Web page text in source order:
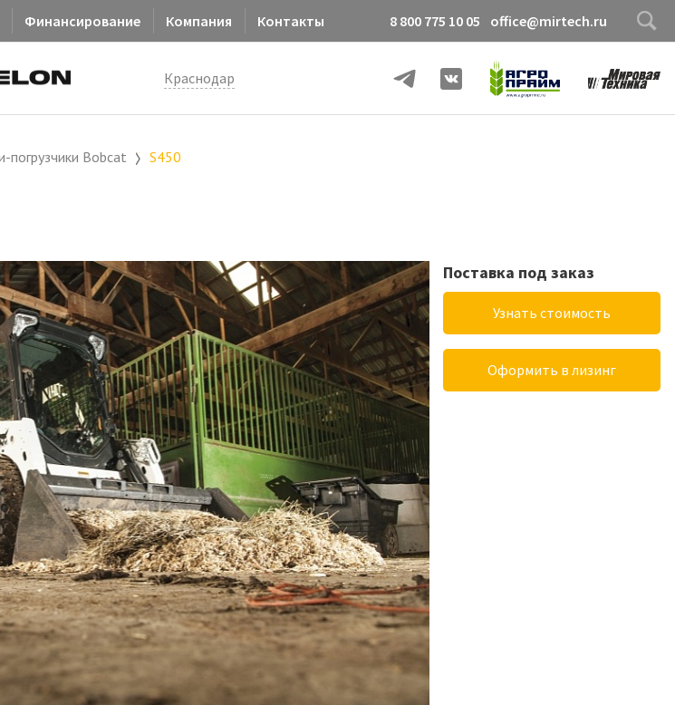
Финансирование Компания Контакты 8 800 775 10 05 office@mirtech.ru
Краснодар
погрузчики Bobcat S450
Поставка под заказ
Узнать стоимость
Оформить в лизинг